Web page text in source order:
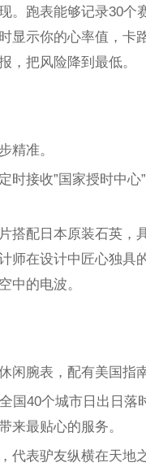
。跑表能够记录30
显示你的心率值，卡
，把风险降到最低。
精准。
时接收”国家授时中
搭配日本原装石英，
师在设计中匠心独具
中的电波。
闲腕表，配有美国指
国40个城市日出日
来最贴心的服务。
代表驴友纵横在天地